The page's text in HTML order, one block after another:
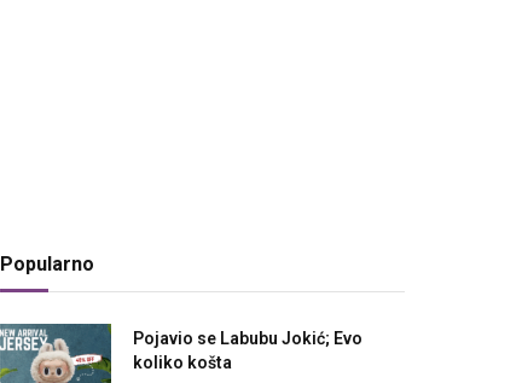
Popularno
Pojavio se Labubu Jokić; Evo
koliko košta